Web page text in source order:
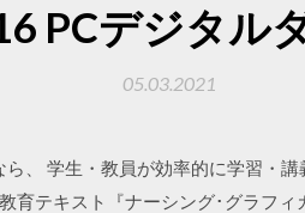
PCデジタル
05.03.2021
、 学生・教員が効率的に学習・
育テキスト『ナーシング･グラフ